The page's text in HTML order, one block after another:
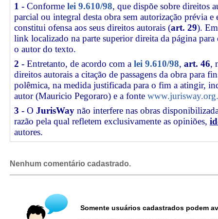
1 - Conforme lei 9.610/98, que dispõe sobre direitos
parcial ou integral desta obra sem autorização prévia e
constitui ofensa aos seus direitos autorais (art. 29).
link localizado na parte superior direita da página
o autor do texto.
2 - Entretanto, de acordo com a lei 9.610/98, art. 46,
direitos autorais a citação de passagens da obra para
polêmica, na medida justificada para o fim a atingir,
autor (Mauricio Pegoraro) e a fonte
3 - O JurisWay não interfere nas obras
razão pela qual refletem exclusivamente as opiniões,
autores.
Nenhum comentário cadastrado.
Somente usuários cadastrados podem